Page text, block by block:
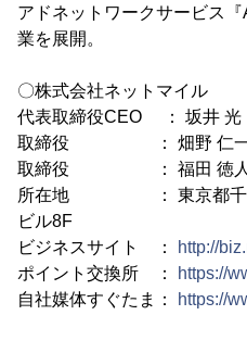
アドネットワークサービス
業を展開。
〇株式会社ネットマイル
代表取締役CEO ： 坂井 光
取締役 ： 畑野 仁
取締役 ： 福田 徳
所在地 ： 東京都千代
ビル8F
ビジネスサイト ：
http://
ポイント交換所 ：
https://
自社媒体すぐたま：
https://